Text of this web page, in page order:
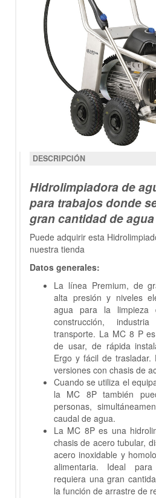
DESCRIPCIÓN
Hidrolimpiadora de
para trabajos donde
gran cantidad de agua
Puede adquirir esta
nuestra tienda
Datos generales:
La línea Premium, de
alta presión y niveles
agua para la limpieza
construcción,
transporte. La MC 8 P
de usar, de rápida
Ergo y fácil de trasladar.
versiones con chasis de
Cuando se utiliza el
la MC 8P también
personas,
caudal de agua.
La MC 8P es una
chasis de acero tubular,
acero inoxidable y
alimentaria. Ideal
requiera una gran
la función de arrastre de